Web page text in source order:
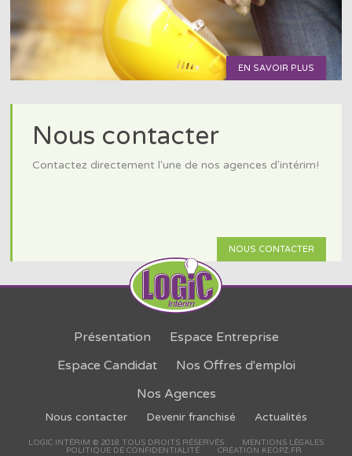
EN SAVOIR PLUS
Nous contacter
Contactez directement l'une de nos agences d'intérim!
NOUS CONTACTER
Présentation
Espace Entreprise
Espace Candidat
Nos Offres d'emploi
Nos Agences
Nous contacter Devenir franchisé Actualités
LOGIC INTÉRIM © 2018 TOUS DROITS RÉSERVÉS
MENTIONS LÉGALES
POLITIQUE DE CONFIDENTIALITÉ
CRÉATION KEOPZ.FR